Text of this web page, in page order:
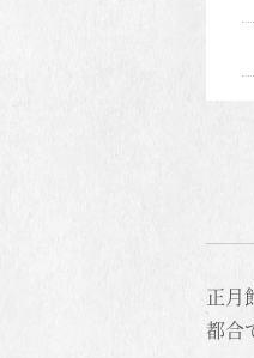
正月
都合